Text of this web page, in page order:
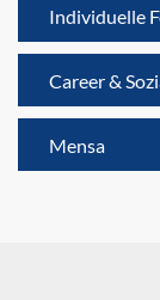
Individuelle
Career &
Mensa